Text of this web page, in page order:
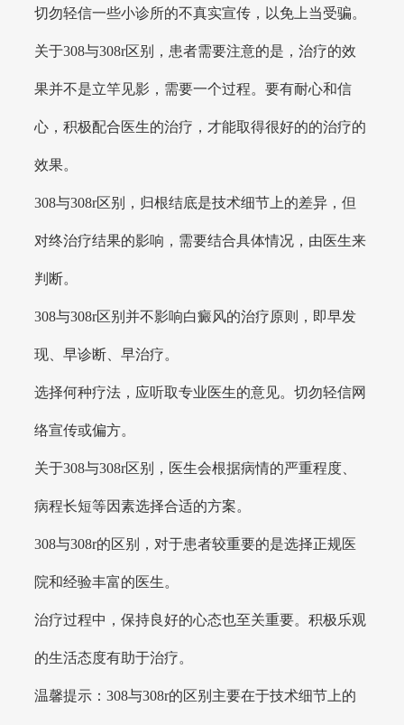
切勿轻信一些小诊所的不真实宣传，以免上当受骗。
关于308与308r区别，患者需要注意的是，治疗的效
果并不是立竿见影，需要一个过程。要有耐心和信
心，积极配合医生的治疗，才能取得很好的的治疗的
效果。
308与308r区别，归根结底是技术细节上的差异，但
对终治疗结果的影响，需要结合具体情况，由医生来
判断。
308与308r区别并不影响白癜风的治疗原则，即早发
现、早诊断、早治疗。
选择何种疗法，应听取专业医生的意见。切勿轻信网
络宣传或偏方。
关于308与308r区别，医生会根据病情的严重程度、
病程长短等因素选择合适的方案。
308与308r的区别，对于患者较重要的是选择正规医
院和经验丰富的医生。
治疗过程中，保持良好的心态也至关重要。积极乐观
的生活态度有助于治疗。
温馨提示：308与308r的区别主要在于技术细节上的